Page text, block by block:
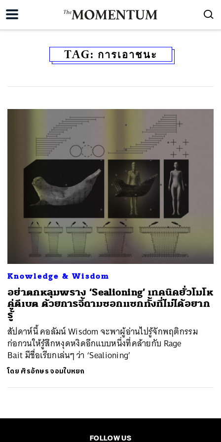
TAG: การเอาชนะ
Knowledge & Wisdom
อย่าตกหลุมพราง ‘Sealioning’ เทคนิคยั่วโมโห
คู่ดีเบต ด้วยการจี้ถามซอกแซกทั้งที่ไม่ได้อยาก
รู้
สัปดาห์นี้ คอลัมน์ Wisdom จะพาผู้อ่านไปรู้จักพฤติกรรม
ก่อกวนให้รู้สึกหงุดหงิดอีกแบบหนึ่งที่คล้ายกับ Rage
Bait มีชื่อเรียกเล่นๆ ว่า ‘Sealioning’
โดย ศิรอักษร จอมใบหยก
FOLLOW US
SHARE TWEET LINE EMAIL